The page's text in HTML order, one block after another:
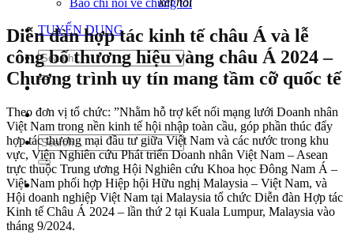
Báo chí nói về chúng tôi
TUYỂN DỤNG
Diễn đàn hợp tác kinh tế châu Á và lễ
công bố thương hiệu vàng châu Á 2024 –
Chương trình uy tín mang tầm cỡ quốc tế
Theo đơn vị tổ chức: ”Nhằm hỗ trợ kết nối mạng lưới Doanh nhân
Việt Nam trong nền kinh tế hội nhập toàn cầu, góp phần thúc đẩy
hợp tác thương mại đầu tư giữa Việt Nam và các nước trong khu
vực, Viện Nghiên cứu Phát triển Doanh nhân Việt Nam – Asean
trực thuộc Trung ương Hội Nghiên cứu Khoa học Đông Nam Á –
Việt Nam phối hợp Hiệp hội Hữu nghị Malaysia – Việt Nam, và
Hội doanh nghiệp Việt Nam tại Malaysia tổ chức Diễn đàn Hợp tác
Kinh tế Châu Á 2024 – lần thứ 2 tại Kuala Lumpur, Malaysia vào
tháng 9/2024.